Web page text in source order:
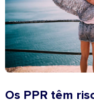
Os PPR têm